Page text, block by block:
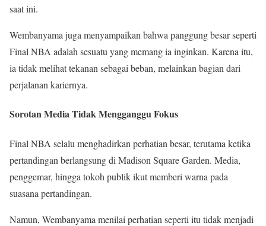
saat ini.
Wembanyama juga menyampaikan bahwa panggung besar seperti
Final NBA adalah sesuatu yang memang ia inginkan. Karena itu,
ia tidak melihat tekanan sebagai beban, melainkan bagian dari
perjalanan kariernya.
Sorotan Media Tidak Mengganggu Fokus
Final NBA selalu menghadirkan perhatian besar, terutama ketika
pertandingan berlangsung di Madison Square Garden. Media,
penggemar, hingga tokoh publik ikut memberi warna pada
suasana pertandingan.
Namun, Wembanyama menilai perhatian seperti itu tidak menjadi